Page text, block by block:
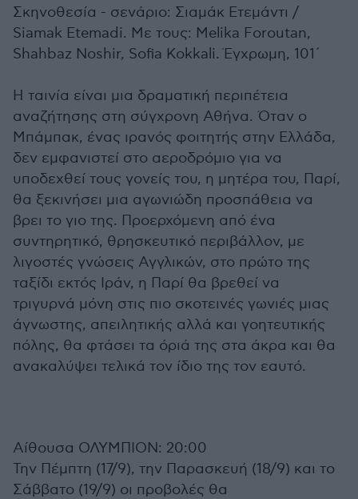
Σκηνοθεσία - σενάριο: Σιαμάκ Ετεμάντι /
Siamak Etemadi. Με τους: Melika Foroutan,
Shahbaz Noshir, Sofia Kokkali. Έγχρωμη, 101΄
Η ταινία είναι μια δραματική περιπέτεια
αναζήτησης στη σύγχρονη Αθήνα. Όταν ο
Μπάμπακ, ένας ιρανός φοιτητής στην Ελλάδα,
δεν εμφανιστεί στο αεροδρόμιο για να
υποδεχθεί τους γονείς του, η μητέρα του, Παρί,
θα ξεκινήσει μια αγωνιώδη προσπάθεια να
βρει το γιο της. Προερχόμενη από ένα
συντηρητικό, θρησκευτικό περιβάλλον, με
λιγοστές γνώσεις Αγγλικών, στο πρώτο της
ταξίδι εκτός Ιράν, η Παρί θα βρεθεί να
τριγυρνά μόνη στις πιο σκοτεινές γωνιές μιας
άγνωστης, απειλητικής αλλά και γοητευτικής
πόλης, θα φτάσει τα όριά της στα άκρα και θα
ανακαλύψει τελικά τον ίδιο της τον εαυτό.
Αίθουσα ΟΛΥΜΠΙΟΝ: 20:00
Την Πέμπτη (17/9), την Παρασκευή (18/9) και το
Σάββατο (19/9) οι προβολές θα